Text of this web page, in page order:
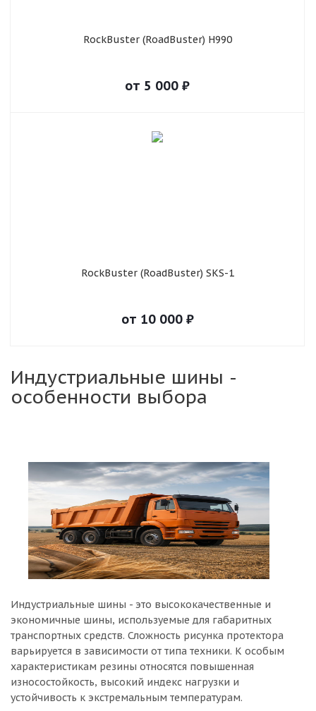
RockBuster (RoadBuster) H990
от 5 000 ₽
RockBuster (RoadBuster) SKS-1
от 10 000₽
Индустриальные шины -
особенности выбора
Индустриальные шины - это высококачественные и
экономичные шины, используемые для габаритных
транспортных средств. Сложность рисунка протектора
варьируется в зависимости от типа техники. К особым
характеристикам резины относятся повышенная
износостойкость, высокий индекс нагрузки и
устойчивость к экстремальным температурам.